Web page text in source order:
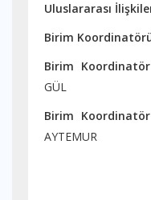
Uluslararası
Birim
Birim Koordinatör
GÜL
Birim Koordinatör
AYTEMUR